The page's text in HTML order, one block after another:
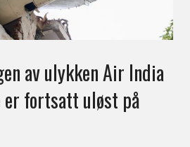
av ulykken Air India
er fortsatt uløst på